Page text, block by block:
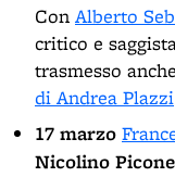
Con Alberto
critico e
trasmesso
di Andrea Plazzi
17 marzo
Nicolino Picone